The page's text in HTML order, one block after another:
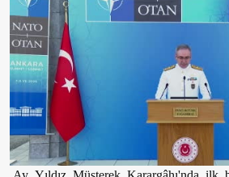
Ay Yıldız Müşterek Karargâhı'nda ilk